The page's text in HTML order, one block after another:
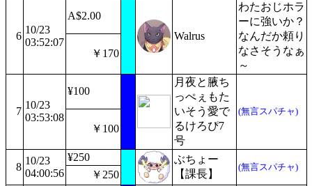
6
10/23
03:52:07
A$2.00
Walrus
わたおじホラ
ーに強いか？
なんだか頼り
なさそうなぁ
～
￥170
7
10/23
03:53:08
¥100
月夜と腋ち
っぺぇもた
いそう愛で
るけろぴ7
号
(無言スパチャ)
￥100
8
10/23
04:00:56
¥250
ぶちょー
【課長】
(無言スパチャ)
￥250